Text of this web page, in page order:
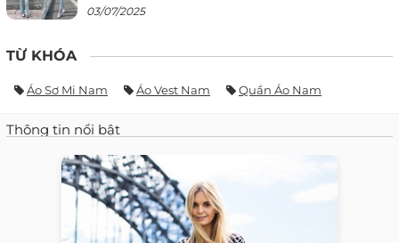
03/07/2025
TỪ KHÓA
Áo Sơ Mi Nam Áo Vest Nam Quần Áo Nam
Thông tin nổi bật